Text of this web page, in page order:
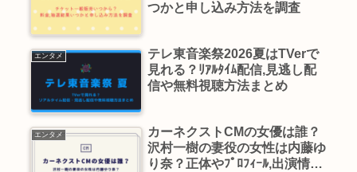
つかと申し込み方法を調査
エンタメ
テレ東音楽祭2026夏はTVerで
見れる？ﾘｱﾙﾀｲﾑ配信,見逃し配
信や無料視聴方法まとめ
エンタメ
カーネクストCMの女優は誰？
沢村一樹の妻役の女性は内藤ゆ
り奈？正体やﾌﾟﾛﾌｨｰﾙ,出演情報